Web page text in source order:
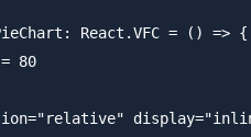
React.VFC = () => {
80